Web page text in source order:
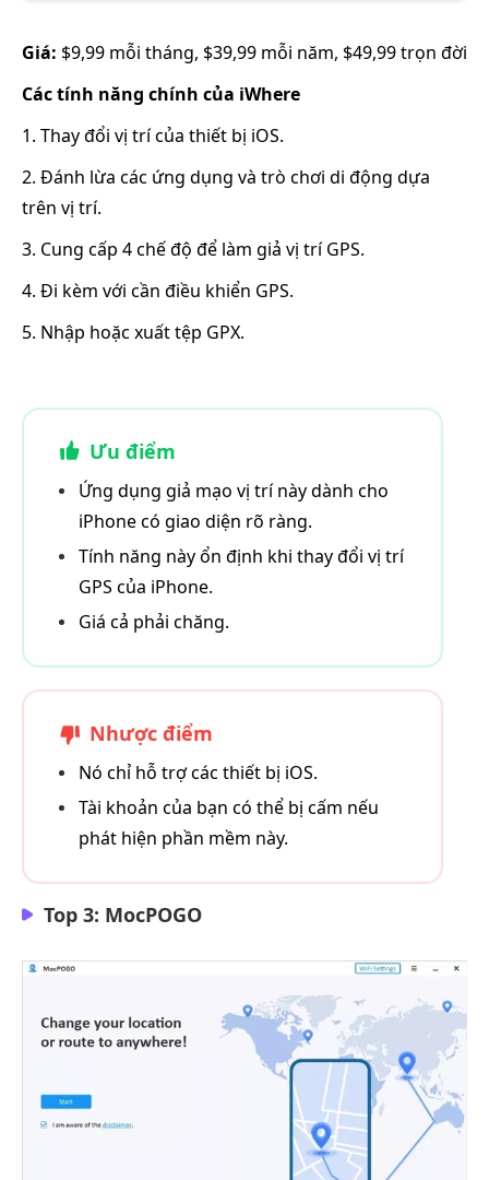
Giá: $9,99 mỗi tháng, $39,99 mỗi năm, $49,99 trọn đời
Các tính năng chính của iWhere
1. Thay đổi vị trí của thiết bị iOS.
2. Đánh lừa các ứng dụng và trò chơi di động dựa
trên vị trí.
3. Cung cấp 4 chế độ để làm giả vị trí GPS.
4. Đi kèm với cần điều khiển GPS.
5. Nhập hoặc xuất tệp GPX.
Ưu điểm
Ứng dụng giả mạo vị trí này dành cho
iPhone có giao diện rõ ràng.
Tính năng này ổn định khi thay đổi vị trí
GPS của iPhone.
Giá cả phải chăng.
Nhược điểm
Nó chỉ hỗ trợ các thiết bị iOS.
Tài khoản của bạn có thể bị cấm nếu
phát hiện phần mềm này.
Top 3: MocPOGO